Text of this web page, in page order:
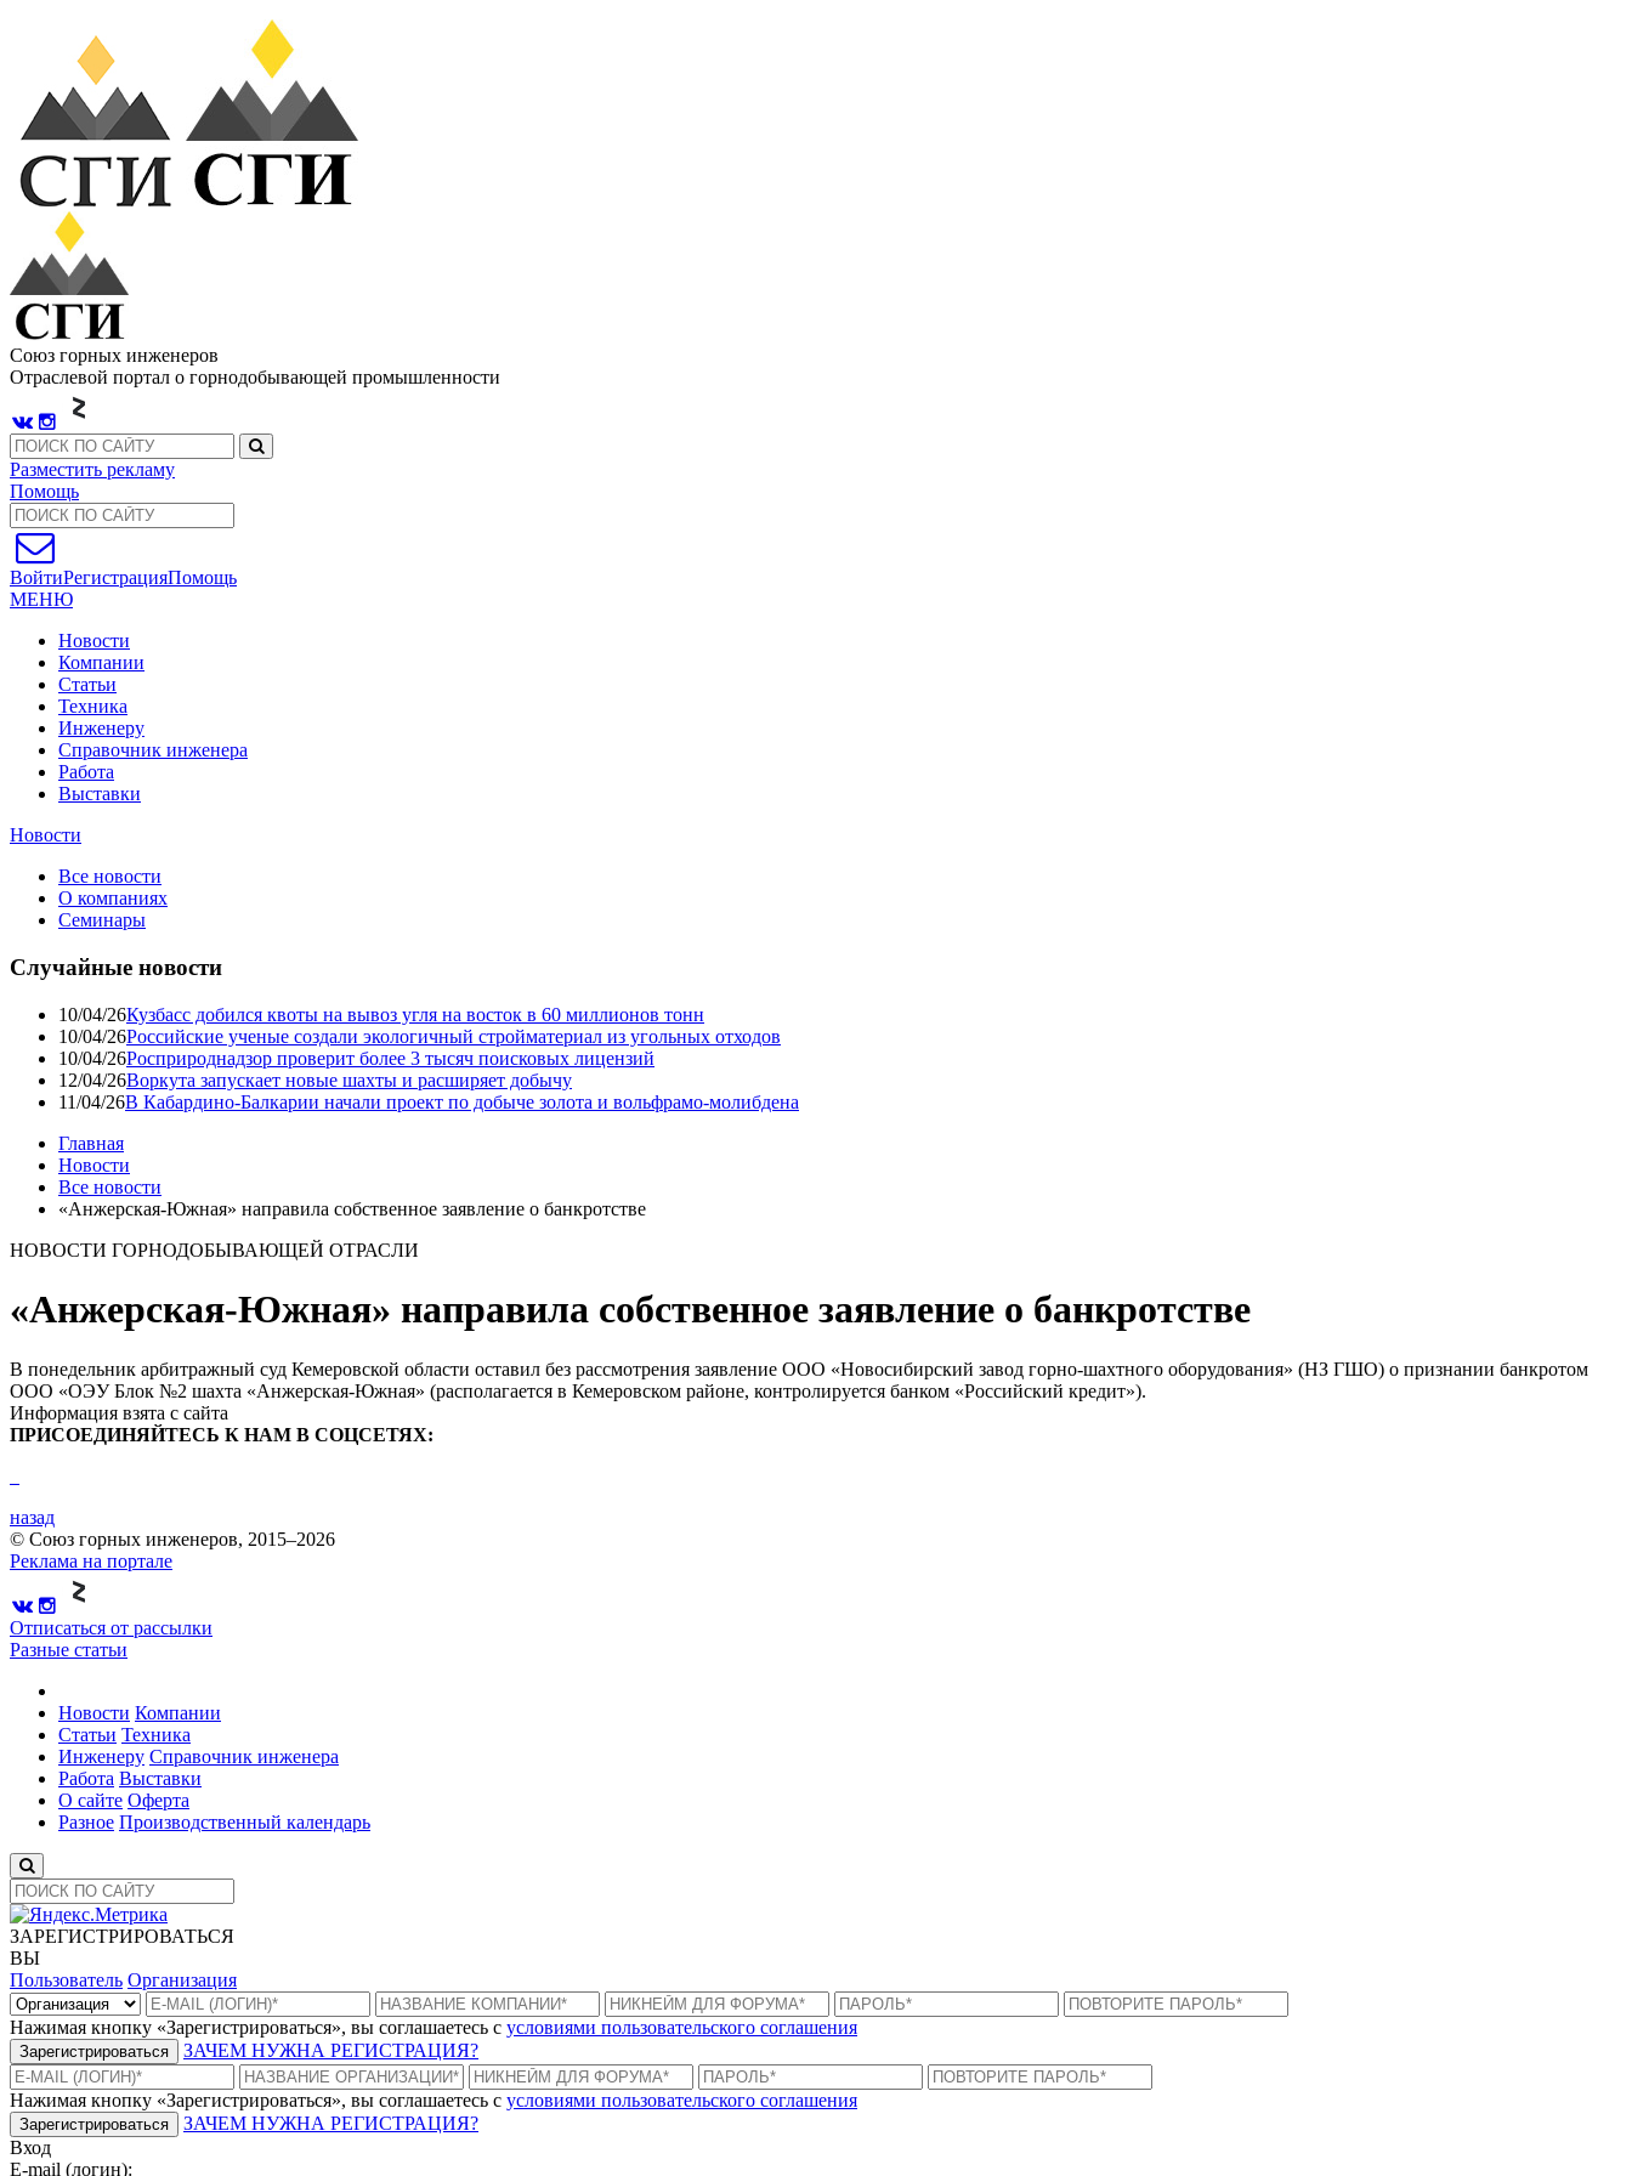
Союз горных инженеров
Отраслевой портал о горнодобывающей промышленности
Разместить рекламу
Помощь
ВойтиРегистрацияПомощь
МЕНЮ
Новости
Компании
Статьи
Техника
Инженеру
Справочник инженера
Работа
Выставки
Новости
Все новости
О компаниях
Семинары
Случайные новости
10/04/26Кузбасс добился квоты на вывоз угля на восток в 60 миллионов тонн
10/04/26Российские ученые создали экологичный стройматериал из угольных отходов
10/04/26Росприроднадзор проверит более 3 тысяч поисковых лицензий
12/04/26Воркута запускает новые шахты и расширяет добычу
11/04/26В Кабардино-Балкарии начали проект по добыче золота и вольфрамо-молибдена
Главная
Новости
Все новости
«Анжерская-Южная» направила собственное заявление о банкротстве
НОВОСТИ ГОРНОДОБЫВАЮЩЕЙ ОТРАСЛИ
«Анжерская-Южная» направила собственное заявление о банкротстве
В понедельник арбитражный суд Кемеровской области оставил без рассмотрения заявление ООО «Новосибирский завод горно-шахтного оборудования» (НЗ ГШО) о признании банкротом
ООО «ОЭУ Блок №2 шахта «Анжерская-Южная» (располагается в Кемеровском районе, контролируется банком «Российский кредит»).
Информация взята с сайта
ПРИСОЕДИНЯЙТЕСЬ К НАМ В СОЦСЕТЯХ:
назад
© Союз горных инженеров, 2015–2026
Реклама на портале
Отписаться от рассылки
Разные статьи
Новости Компании
Статьи Техника
Инженеру Справочник инженера
Работа Выставки
О сайте Оферта
Разное Производственный календарь
ЗАРЕГИСТРИРОВАТЬСЯ
ВЫ
Пользователь Организация
Нажимая кнопку «Зарегистрироваться», вы соглашаетесь с условиями пользовательского соглашения
Зарегистрироваться ЗАЧЕМ НУЖНА РЕГИСТРАЦИЯ?
Нажимая кнопку «Зарегистрироваться», вы соглашаетесь с условиями пользовательского соглашения
Зарегистрироваться
ЗАЧЕМ НУЖНА РЕГИСТРАЦИЯ?
Вход
E-mail (логин):